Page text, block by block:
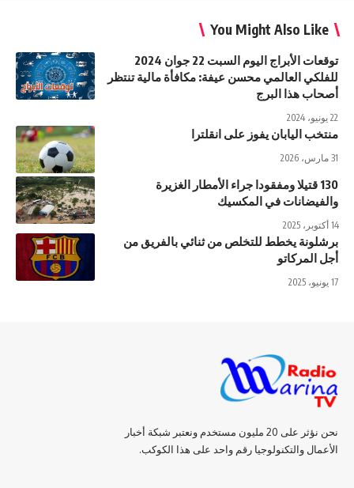
You Might Also Like
توقعات الأبراج اليوم السبت 22 جوان 2024
للفلكي العالمي محسن عيفة: مكافأة مالية تنتظر
أصحاب هذا البرج
22 يونيو، 2024
منتخب اليابان يفوز على انقلترا
31 مارس، 2026
130 قتيلا ومفقودا جراء الأمطار الغزيرة
والفيضانات في المكسيك
14 أكتوبر، 2025
برشلونة يخطط للتخلص من ثنائي بالفريق من
أجل المركاتو
17 يونيو، 2025
نحن نؤثر على 20 مليون مستخدم ونعتبر شبكة أخبار
الأعمال والتكنولوجيا رقم واحد على هذا الكوكب.